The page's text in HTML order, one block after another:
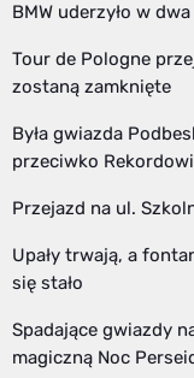
BMW uderzyło w
Tour de Pologne
zostaną zamknięte
Była gwiazda
przeciwko
Przejazd na ul.
Upały trwają, a
się stało
Spadające gwiazdy
magiczną Noc